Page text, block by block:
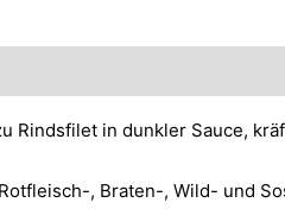
Rindsfilet in dunkler Sauce,
, Braten-, Wild- und